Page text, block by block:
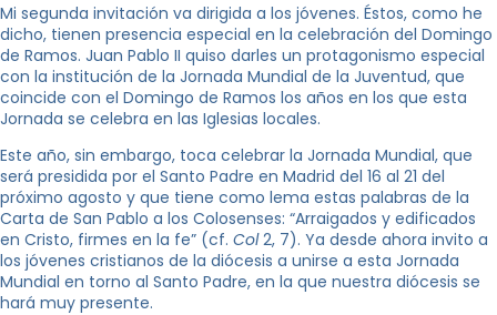
Mi segunda invitación va dirigida a los jóvenes. Éstos, como he
dicho, tienen presencia especial en la celebración del Domingo
de Ramos. Juan Pablo II quiso darles un protagonismo especial
con la institución de la Jornada Mundial de la Juventud, que
coincide con el Domingo de Ramos los años en los que esta
Jornada se celebra en las Iglesias locales.
Este año, sin embargo, toca celebrar la Jornada Mundial, que
será presidida por el Santo Padre en Madrid del 16 al 21 del
próximo agosto y que tiene como lema estas palabras de la
Carta de San Pablo a los Colosenses: “Arraigados y edificados
en Cristo, firmes en la fe” (cf. Col2, 7). Ya desde ahora invito a
los jóvenes cristianos de la diócesis a unirse a esta Jornada
Mundial en torno al Santo Padre, en la que nuestra diócesis se
hará muy presente.